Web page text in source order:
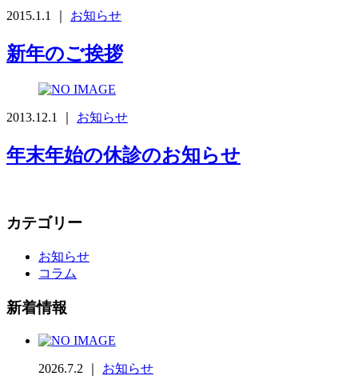
2015.1.1 ｜ お知らせ
新年のご挨拶
2013.12.1 ｜ お知らせ
年末年始の休診のお知らせ
カテゴリー
お知らせ
コラム
新着情報
2026.7.2 ｜ お知らせ